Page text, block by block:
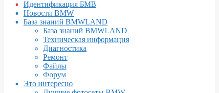
Идентификация БМВ
Новости BMW
База знаний BMWLAND
База знаний BMWLAND
Техническая информация
Диагностика
Ремонт
Файлы
Форум
Это интересно